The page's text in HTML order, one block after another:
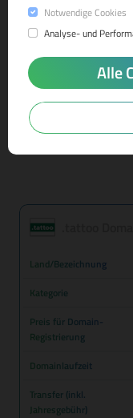
Notwendige Cookies
Analyse- und
Alle
Mehr
Land/Bezeichnung
Kategorie
Preis für Domain-
Registrierung
Domainlaufzeit
Transfer (inkl.
Jahresgebühr)